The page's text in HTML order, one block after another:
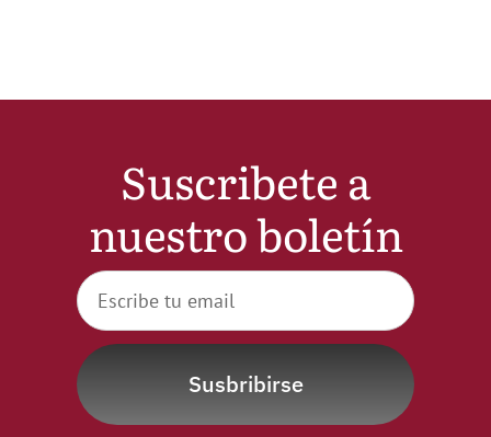
Hazte Socio
Contactar
WooCommerce My Account
WooCommerce Cart
Suscribete a
nuestro boletín
Susbribirse